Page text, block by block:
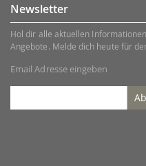
Newsletter
Hol dir alle aktuellen
Angebote. Melde dich heute für
Email Adresse eingeben